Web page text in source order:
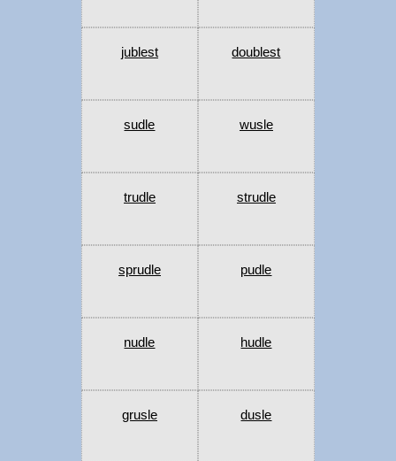
jublest doublest
sudle wusle
trudle strudle
sprudle pudle
nudle hudle
grusle dusle